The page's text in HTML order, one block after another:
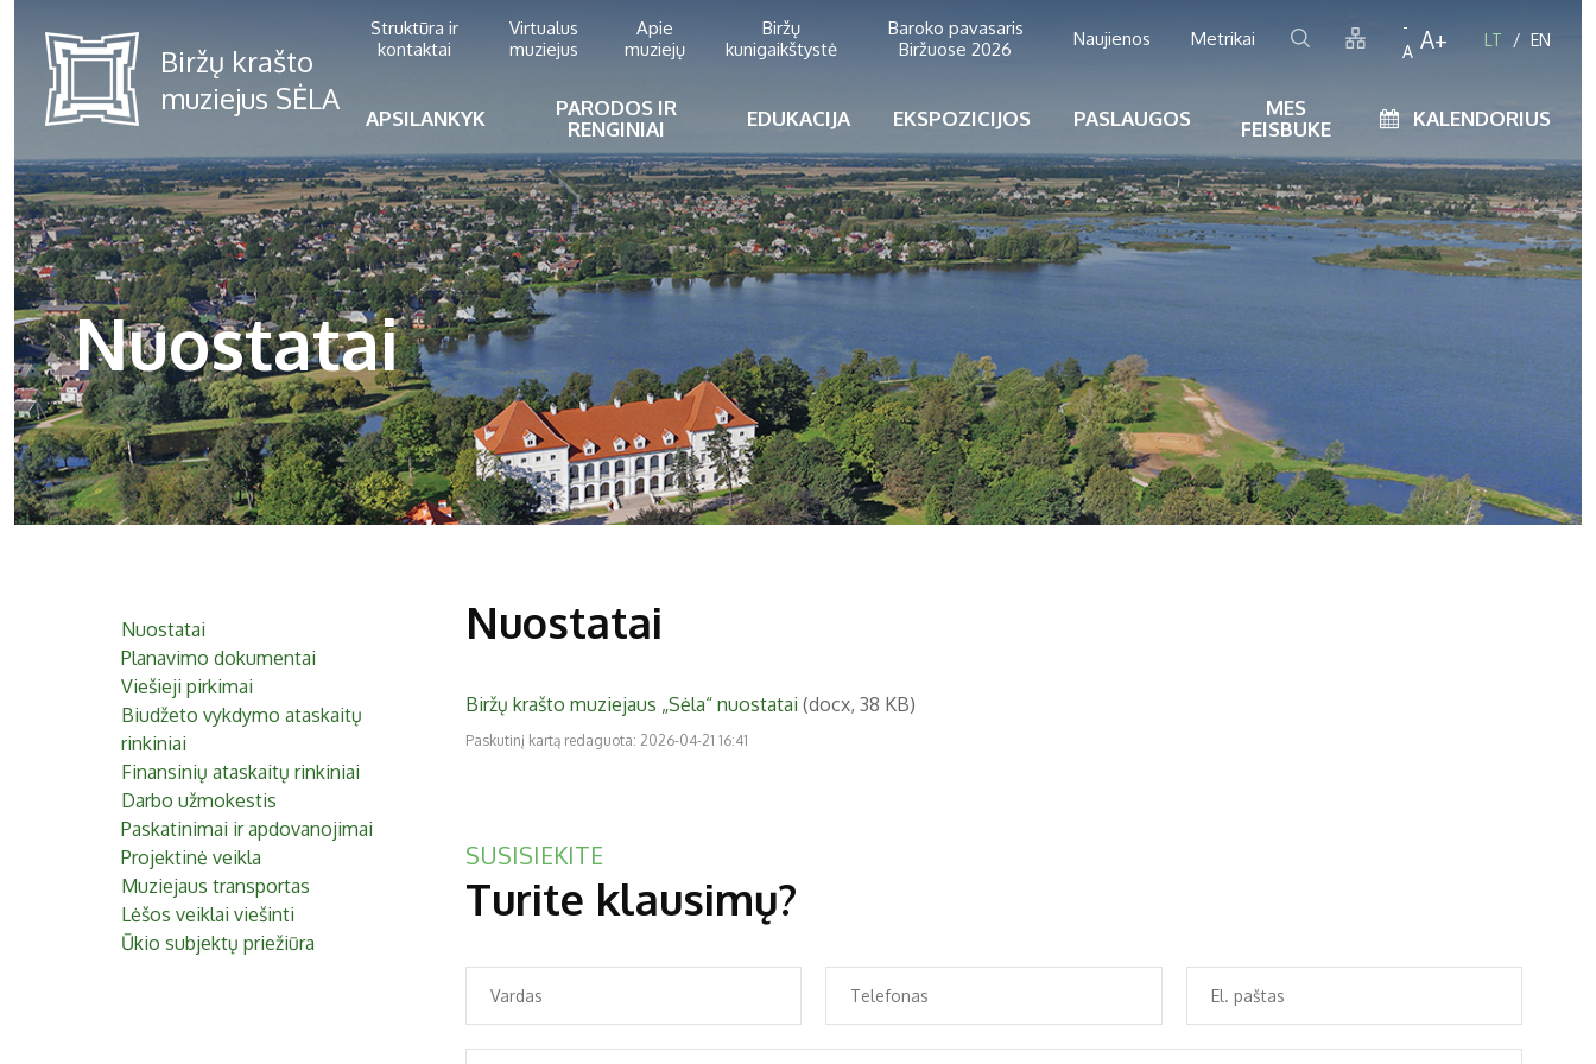
Struktūra ir
kontaktai
Virtualus
muziejus
Apie
muziejų
Biržų
kunigaikštystė
Baroko pavasaris
Biržuose 2026
Naujienos Metrikai
-
A A+ LT EN
APSILANKYK
PARODOS IR
RENGINIAI
EDUKACIJA EKSPOZICIJOS PASLAUGOS
MES
FEISBUKE
KALENDORIUS
Nuostatai
Nuostatai
Planavimo dokumentai
Viešieji pirkimai
Biudžeto vykdymo ataskaitų
rinkiniai
Finansinių ataskaitų rinkiniai
Darbo užmokestis
Paskatinimai ir apdovanojimai
Projektinė veikla
Muziejaus transportas
Lėšos veiklai viešinti
Ūkio subjektų priežiūra
Nuostatai
Biržų krašto muziejaus „Sėla“ nuostatai (docx, 38 KB)
Paskutinį kartą redaguota: 2026-04-21 16:41
SUSISIEKITE
Turite klausimų?